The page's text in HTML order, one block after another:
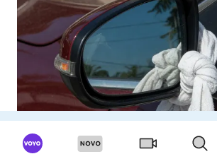
Zakaj nekateri vozniki na vzvratno